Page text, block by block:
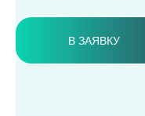
В ЗАЯВКУ